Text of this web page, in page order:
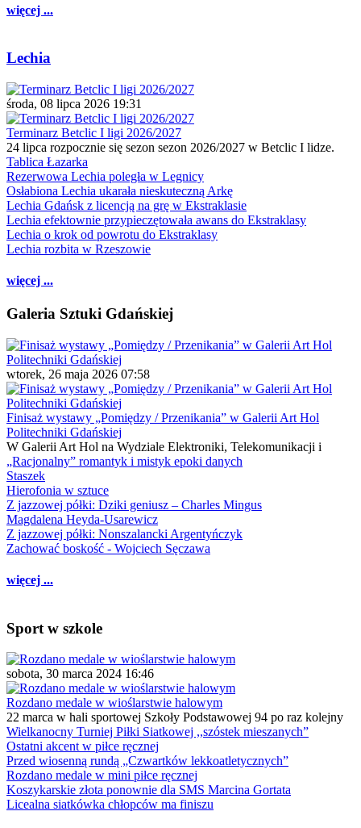
więcej ...
Lechia
środa, 08 lipca 2026 19:31
Terminarz Betclic I ligi 2026/2027
24 lipca rozpocznie się sezon sezon 2026/2027 w Betclic I lidze.
Tablica Łazarka
Rezerwowa Lechia poległa w Legnicy
Osłabiona Lechia ukarała nieskuteczną Arkę
Lechia Gdańsk z licencją na grę w Ekstraklasie
Lechia efektownie przypieczętowała awans do Ekstraklasy
Lechia o krok od powrotu do Ekstraklasy
Lechia rozbita w Rzeszowie
więcej ...
Galeria Sztuki Gdańskiej
wtorek, 26 maja 2026 07:58
Finisaż wystawy „Pomiędzy / Przenikania” w Galerii Art Hol
Politechniki Gdańskiej
W Galerii Art Hol na Wydziale Elektroniki, Telekomunikacji i
„Racjonalny” romantyk i mistyk epoki danych
Staszek
Hierofonia w sztuce
Z jazzowej półki: Dziki geniusz – Charles Mingus
Magdalena Heyda-Usarewicz
Z jazzowej półki: Nonszalancki Argentyńczyk
Zachować boskość - Wojciech Sęczawa
więcej ...
Sport w szkole
sobota, 30 marca 2024 16:46
Rozdano medale w wioślarstwie halowym
22 marca w hali sportowej Szkoły Podstawowej 94 po raz kolejny
Wielkanocny Turniej Piłki Siatkowej ,,szóstek mieszanych”
Ostatni akcent w piłce ręcznej
Przed wiosenną rundą „Czwartków lekkoatletycznych”
Rozdano medale w mini piłce ręcznej
Koszykarskie złota ponownie dla SMS Marcina Gortata
Licealna siatkówka chłopców ma finiszu